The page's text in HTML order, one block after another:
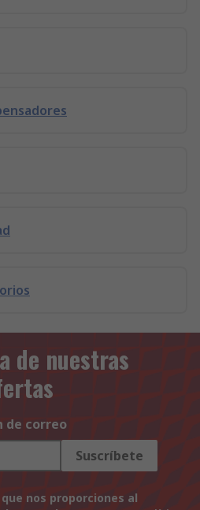
de nuestras
de correo
Suscríbete
nos proporciones al